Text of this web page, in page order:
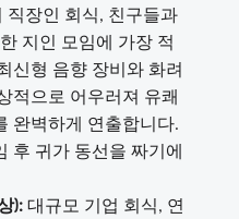
직장인 회식, 친구들과
지인 모임에 가장 적
신형 음향 장비와 화려
적으로 어우러져 유쾌
완벽하게 연출합니다.
후 귀가 동선을 짜기에
):대규모 기업 회식, 연